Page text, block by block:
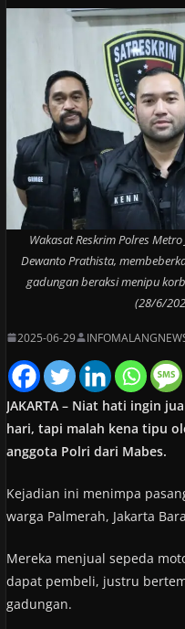
Wakasat Reskrim Polres
Dewanto Prathista,
gadungan beraksi menipu
(28/6/
2025-06-29
JAKARTA – Niat hati ingin
hari, tapi malah kena tipu
anggota Polri dari Mabes.
Kejadian ini menimpa
warga Palmerah, Jakarta
Mereka menjual sepeda
dapat pembeli, justru
gadungan.